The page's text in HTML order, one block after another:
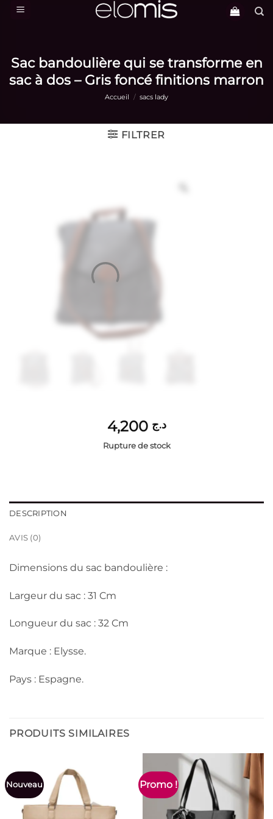
Passer
Sac bandoulière qui se transforme en
sac à dos – Gris foncé finitions marron
Accueil / sacs lady
FILTRER
د.ج 4,200
Rupture de stock
DESCRIPTION
AVIS (0)
Dimensions du sac bandoulière :
Largeur du sac : 31 Cm
Longueur du sac : 32 Cm
Marque : Elysse.
Pays : Espagne.
PRODUITS SIMILAIRES
Nouveau Promo !